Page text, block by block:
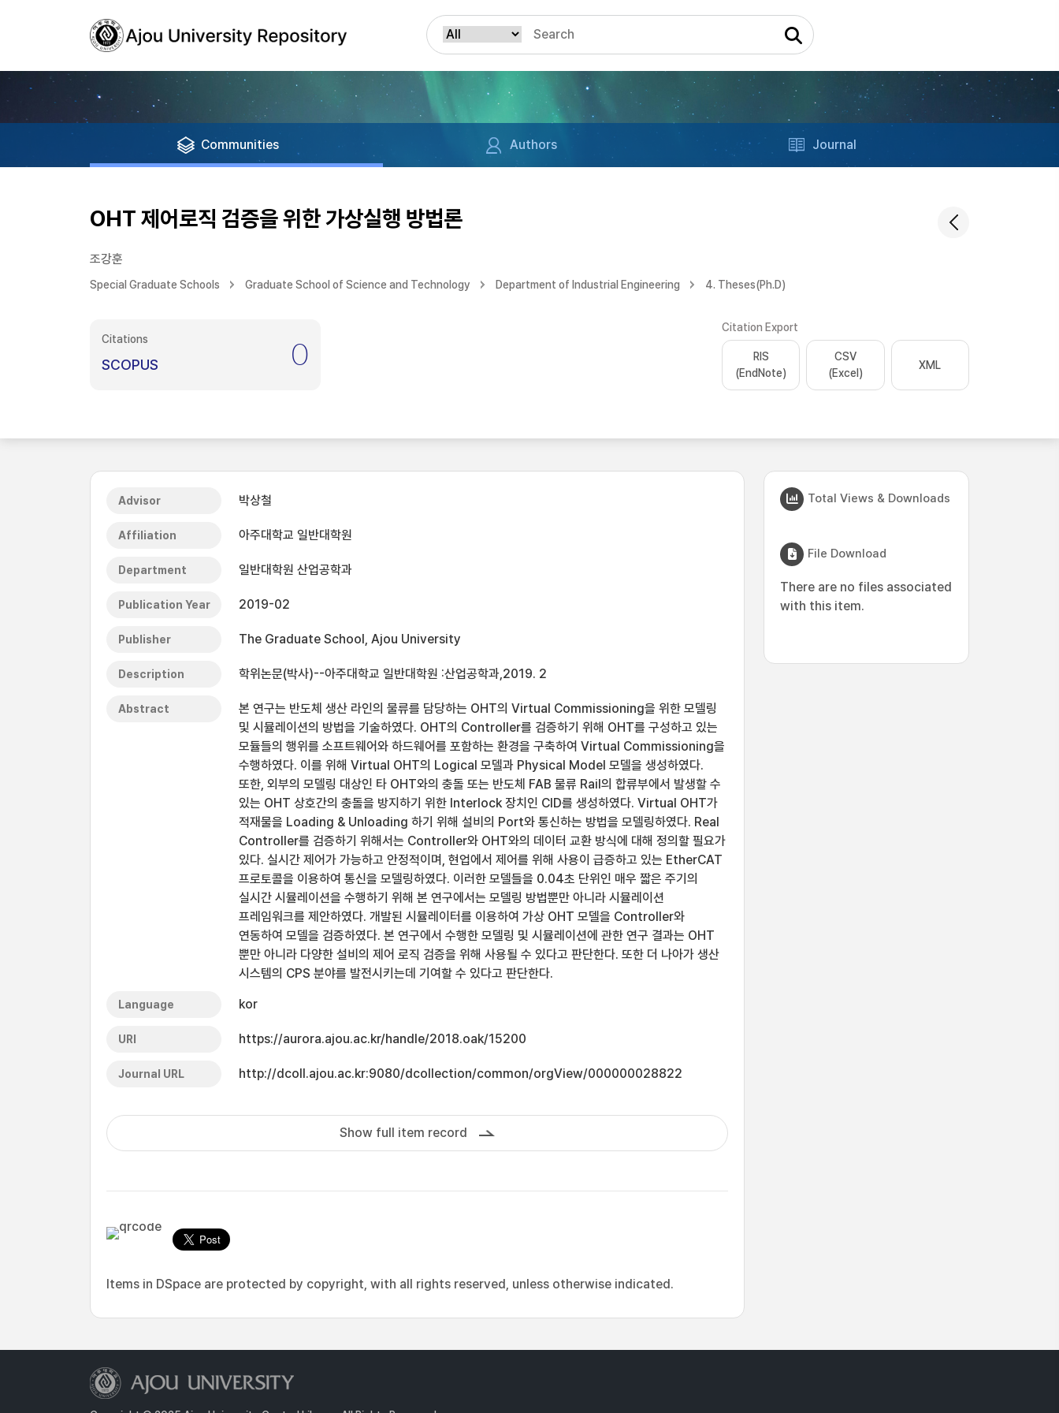
Communities Authors Journal
OHT 제어로직 검증을 위한 가상실행 방법론
조강훈
Special Graduate Schools Graduate School of Science and Technology Department of Industrial Engineering 4. Theses(Ph.D)
Citations
SCOPUS 0
Citation Export
RIS
(EndNote)
CSV
(Excel)
XML
Advisor 박상철
Affiliation 아주대학교 일반대학원
Department 일반대학원 산업공학과
Publication Year 2019-02
Publisher The Graduate School, Ajou University
Description 학위논문(박사)--아주대학교 일반대학원 :산업공학과,2019. 2
Abstract
본 연구는 반도체 생산 라인의 물류를 담당하는 OHT의 Virtual Commissioning을 위한 모델링
및 시뮬레이션의 방법을 기술하였다. OHT의 Controller를 검증하기 위해 OHT를 구성하고 있는
모듈들의 행위를 소프트웨어와 하드웨어를 포함하는 환경을 구축하여 Virtual Commissioning을
수행하였다. 이를 위해 Virtual OHT의 Logical 모델과 Physical Model 모델을 생성하였다.
또한, 외부의 모델링 대상인 타 OHT와의 충돌 또는 반도체 FAB 물류 Rail의 합류부에서 발생할 수
있는 OHT 상호간의 충돌을 방지하기 위한 Interlock 장치인 CID를 생성하였다. Virtual OHT가
적재물을 Loading & Unloading 하기 위해 설비의 Port와 통신하는 방법을 모델링하였다. Real
Controller를 검증하기 위해서는 Controller와 OHT와의 데이터 교환 방식에 대해 정의할 필요가
있다. 실시간 제어가 가능하고 안정적이며, 현업에서 제어를 위해 사용이 급증하고 있는 EtherCAT
프로토콜을 이용하여 통신을 모델링하였다. 이러한 모델들을 0.04초 단위인 매우 짧은 주기의
실시간 시뮬레이션을 수행하기 위해 본 연구에서는 모델링 방법뿐만 아니라 시뮬레이션
프레임워크를 제안하였다. 개발된 시뮬레이터를 이용하여 가상 OHT 모델을 Controller와
연동하여 모델을 검증하였다. 본 연구에서 수행한 모델링 및 시뮬레이션에 관한 연구 결과는 OHT
뿐만 아니라 다양한 설비의 제어 로직 검증을 위해 사용될 수 있다고 판단한다. 또한 더 나아가 생산
시스템의 CPS 분야를 발전시키는데 기여할 수 있다고 판단한다.
Language kor
URI https://aurora.ajou.ac.kr/handle/2018.oak/15200
Journal URL http://dcoll.ajou.ac.kr:9080/dcollection/common/orgView/000000028822
Show full item record
Items in DSpace are protected by copyright, with all rights reserved, unless otherwise indicated.
Total Views & Downloads
File Download
There are no files associated
with this item.